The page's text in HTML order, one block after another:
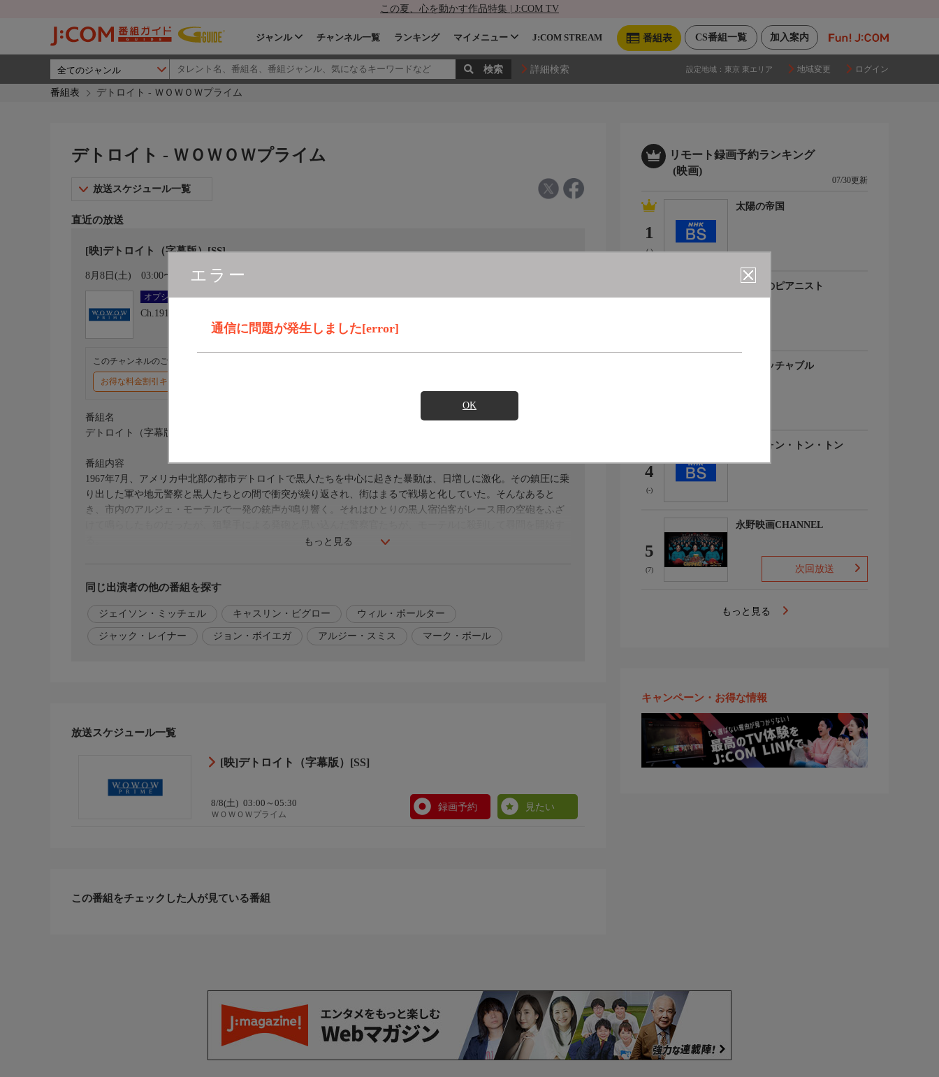
この夏、心を動かす作品特集 | J:COM TV
加入案内
CS番組一覧
番組表
ジャンル チャンネル一覧 ランキング マイメニュー J:COM STREAM
詳細検索 設定地域： 東京 東エリア 地域変更 ログイン
番組表 デトロイト - ＷＯＷＯＷプライム
エラー
通信に問題が発生しました[error]
OK
デトロイト - ＷＯＷＯＷプライム
放送スケジュール一覧
直近の放送
[映]デトロイト（字幕版）[SS]
8月8日(土) 03:00〜05:30 カレンダー登録
オプション
Ch.191
このチャンネルのご視聴には、オプションチャンネル(有料)のご契約が必要となります。
お得な料金割引キャンペーン実施中
もっと見る
番組名
デトロイト（字幕版）
番組内容
1967年7月、アメリカ中北部の都市デトロイトで黒人たちを中心に起きた暴動は、日増しに激化。その鎮圧に乗
り出した軍や地元警察と黒人たちとの間で衝突が繰り返され、街はまるで戦場と化していた。そんなあると
き、市内のアルジェ・モーテルで一発の銃声が鳴り響く。それはひとりの黒人宿泊客がレース用の空砲をふざ
(2017年 アメリカ)
【監督】キャスリン・ビグロー
【脚本】マーク・ボール
【出演】ジョン・ボイエガ、ウィル・ポールター、アルジー・スミス、ジェイソン・ミッチェル、ジャック・
同じ出演者の他の番組を探す
ジェイソン・ミッチェル キャスリン・ビグロー ウィル・ポールター
ジャック・レイナー ジョン・ボイエガ アルジー・スミス マーク・ボール
放送スケジュール一覧
[映]デトロイト（字幕版）[SS]
8/8(土) 03:00～05:30
ＷＯＷＯＷプライム
録画予約 見たい
この番組をチェックした人が見ている番組
リモート録画予約ランキング
(映画)
07/30更新
1
(-)
太陽の帝国
海の上のピアニスト
アンタッチャブル
4
(-)
名犬ウォン・トン・トン
5
(7)
永野映画CHANNEL
次回放送
もっと見る
キャンペーン・お得な情報